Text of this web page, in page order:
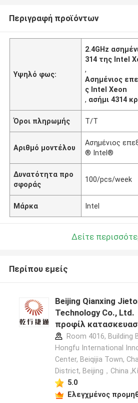
Περιγραφή προϊόντων
Υψηλό φως:
2.4GHz
314 της Intel
,
Ασημένιος
ς Intel Xeon
, ασήμι 4314
Όροι πληρωμής T/T
Αριθμό μοντέλου
Ασημένιος
® Intel®
Δυνατότητα προ
σφοράς
100/pcs/week
Μάρκα Intel
Δείτε
Περίπου εμείς
Beijing Qianxing
Technology Co., Ltd.
προφίλ
Room 4016, Building
Hongfu International
Center, Beiqijia Town,
District, Beijing，China
5.0
Ελεγχμένος